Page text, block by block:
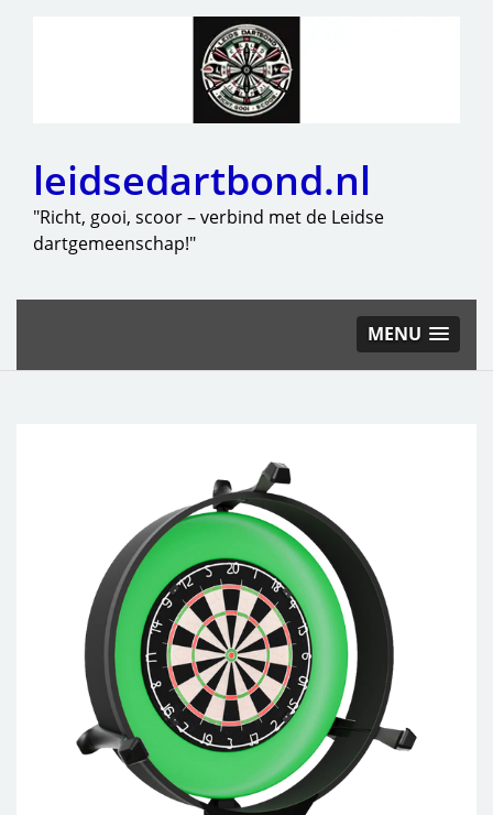
leidsedartbond.nl
"Richt, gooi, scoor – verbind met de Leidse
dartgemeenschap!"
MENU